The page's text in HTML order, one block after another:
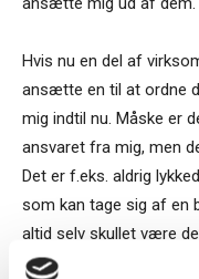
Hvis nu en del af
ansætte en til at ordne
mig indtil nu. Måske er
ansvaret fra mig, men
Det er f.eks. aldrig
som kan tage sig af en
altid selv skullet være